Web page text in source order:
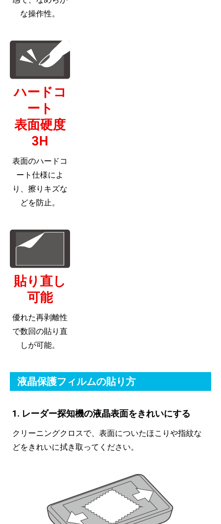
な操作性。
ハードコ
ート
表面硬度
3H
表面のハードコ
ート仕様によ
り、擦りキズな
どを防止。
貼り直し
可能
優れた再剥離性
で数回の貼り直
しが可能。
液晶保護フィルムの貼り方
1. レーダー探知機の液晶表面をきれいにする
クリーニングクロスで、表面についたほこりや指紋な
どをきれいに拭き取ってください。